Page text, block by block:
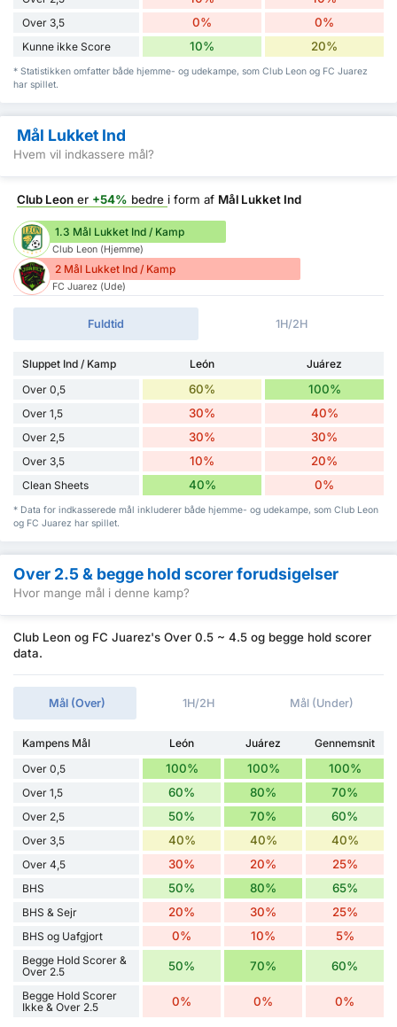
Over 3,5 0% 0%
Kunne ikke Score 10% 20%
* Statistikken omfatter både hjemme- og udekampe, som Club Leon og FC Juarez
har spillet.
Mål Lukket Ind
Hvem vil indkassere mål?
Club Leon er +54% bedre i form af Mål Lukket Ind
1.3 Mål Lukket Ind / Kamp
Club Leon (Hjemme)
2 Mål Lukket Ind / Kamp
FC Juarez (Ude)
Fuldtid 1H/2H
Sluppet Ind / Kamp León
Juárez
Over 0,5
60% 100%
Over 1,5 30% 40%
Over 2,5 30% 30%
Over 3,5 10% 20%
Clean Sheets 40% 0%
* Data for indkasserede mål inkluderer både hjemme- og udekampe, som Club Leon
og FC Juarez har spillet.
Over 2.5 & begge hold scorer forudsigelser
Hvor mange mål i denne kamp?
Club Leon og FC Juarez's Over 0.5 ~ 4.5 og begge hold scorer
data.
Mål (Over) 1H/2H Mål (Under)
Kampens Mål León Juárez
Gennemsnit
Over 0,5
100% 100% 100%
Over 1,5 60% 80% 70%
Over 2,5 50% 70% 60%
Over 3,5 40% 40% 40%
Over 4,5 30% 20% 25%
BHS 50% 80% 65%
BHS & Sejr 20% 30% 25%
BHS og Uafgjort 0% 10% 5%
Begge Hold Scorer &
Over 2.5
50% 70% 60%
Begge Hold Scorer
Ikke & Over 2.5
0% 0% 0%